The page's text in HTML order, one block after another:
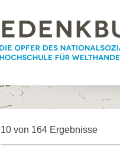
10 von 164 Ergebnisse